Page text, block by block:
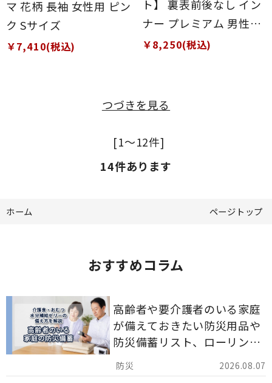
マ 花柄 長袖 女性用 ピン
ク Sサイズ
￥7,410(税込)
ト】 裏表前後なし イン
ナー プレミアム 男性用
白 Sサイズ
￥8,250(税込)
つづきを見る
[1～12件]
14件あります
ホーム ページトップ
おすすめコラム
2026.08.07
高齢者や要介護者のいる家庭
が備えておきたい防災用品や
防災備蓄リスト、ローリング
ストックのポイントについて
解説します。